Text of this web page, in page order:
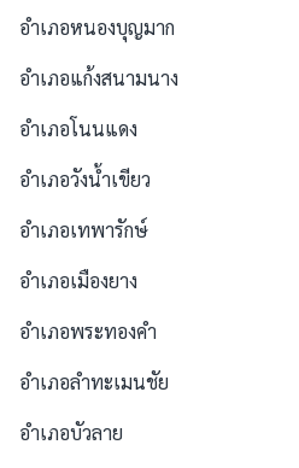
อำเภอหนองบุญมาก
อำเภอแก้งสนามนาง
อำเภอโนนแดง
อำเภอวังน้ำเขียว
อำเภอเทพารักษ์
อำเภอเมืองยาง
อำเภอพระทองคำ
อำเภอลำทะเมนชัย
อำเภอบัวลาย